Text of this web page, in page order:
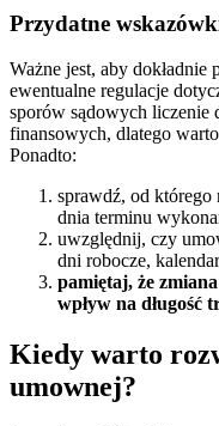
Przydatne
Ważne jest, aby
ewentualne regulacje
sporów sądowych liczenie
finansowych, dlatego
Ponadto:
sprawdź, od
dnia terminu
uwzględnij, czy
dni robocze,
pamiętaj, że
wpływ na
Kiedy warto
umownej?